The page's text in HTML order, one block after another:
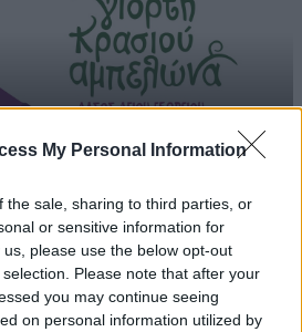
My Personal Information
the sale, sharing to third parties, or
or sensitive information for
please use the below opt-out
Please note that after your
you may continue seeing
on personal information utilized by
για τα Masterclasses